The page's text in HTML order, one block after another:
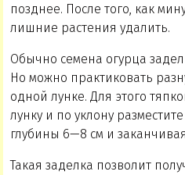
позднее. После того, как
лишние растения удалить.
Обычно семена огурца
Но можно практиковать
одной лунке. Для этого
лунку и по уклону
глубины 6—8 см и
Такая заделка позволит